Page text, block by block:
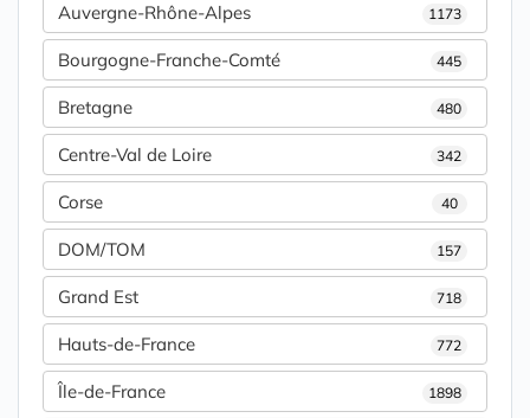
Auvergne-Rhône-Alpes 1173
Bourgogne-Franche-Comté 445
Bretagne 480
Centre-Val de Loire 342
Corse 40
DOM/TOM 157
Grand Est 718
Hauts-de-France 772
Île-de-France 1898